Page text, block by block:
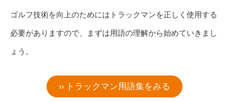
ゴルフ技術を向上のためにはトラックマンを正しく使用する
必要がありますので、まずは用語の理解から始めていきまし
ょう。
›› トラックマン用語集をみる